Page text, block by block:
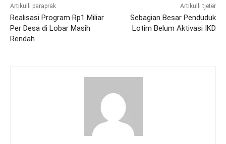
Artikulli paraprak
Realisasi Program Rp1 Miliar
Per Desa di Lobar Masih
Rendah
Artikulli tjetër
Sebagian Besar Penduduk
Lotim Belum Aktivasi IKD